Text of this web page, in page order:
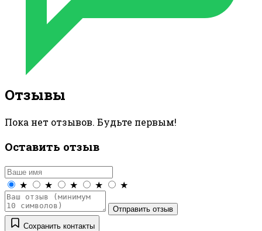
Отзывы
Пока нет отзывов. Будьте первым!
Оставить отзыв
★ ★ ★ ★ ★
Отправить отзыв
Сохранить контакты